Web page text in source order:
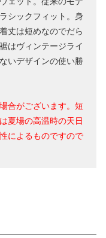
シックフィット。身
丈は短めなのでだら
はヴィンテージライ
いデザインの使い勝
合がございます。短
夏場の高温時の天日
によるものですので